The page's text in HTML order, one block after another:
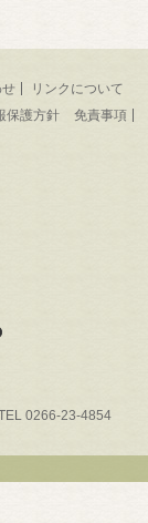
せ
リンクについて
保護方針
免責事項
0266-23-4854